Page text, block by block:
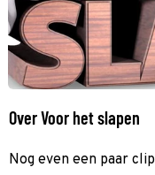
Over Voor het slapen
Nog even een paar